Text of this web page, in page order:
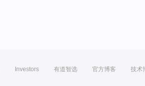
Investors 有道智选 官方博客 技术